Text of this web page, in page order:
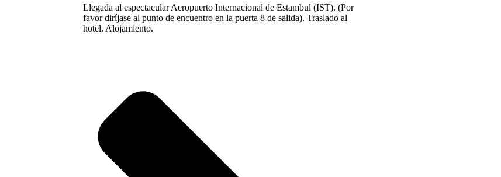
Llegada al espectacular Aeropuerto Internacional de Estambul (IST). (Por
favor diríjase al punto de encuentro en la puerta 8 de salida). Traslado al
hotel. Alojamiento.